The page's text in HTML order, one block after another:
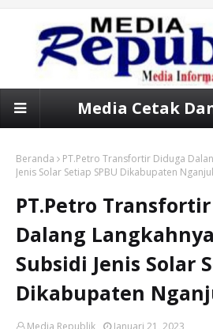
Media Cetak
Beranda
PT.Petro Transfortir Diduga
Jenis Solar Setiap SPBU Dikabupaten
PT.Petro
Dalang
Subsidi Jenis Solar
Dikabupaten